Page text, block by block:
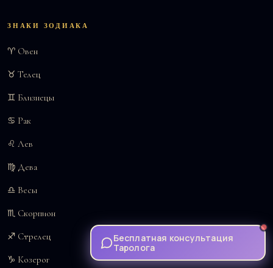
ЗНАКИ ЗОДИАКА
♈ Овен
♉ Телец
♊ Близнецы
♋ Рак
♌ Лев
♍ Дева
♎ Весы
♏ Скорпион
♐ Стрелец
♑ Козерог
Бесплатная консультация
Таролога